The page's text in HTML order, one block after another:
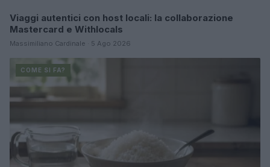
COME SI FA?
Viaggi autentici con host locali: la collaborazione
Mastercard e Withlocals
Massimiliano Cardinale · 5 Ago 2026
COME SI FA?